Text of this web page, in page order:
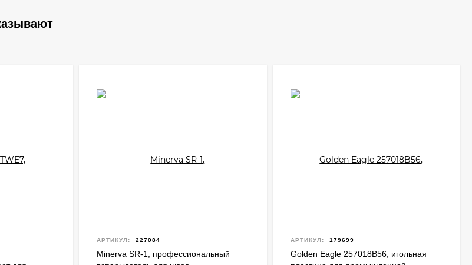
АРТИКУЛ: 227084
Minerva SR-1, профессиональный
АРТИКУЛ: 179699
Golden Eagle 257018B56, игольная